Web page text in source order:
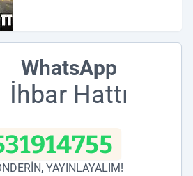
WhatsApp
İhbar Hattı
YAYINLAYALIM!